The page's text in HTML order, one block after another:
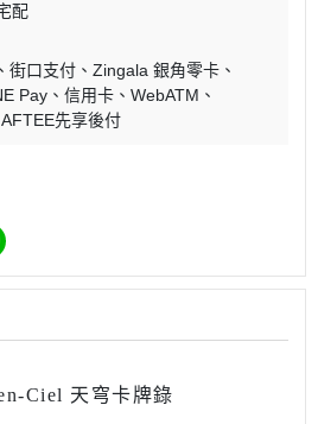
配
街口支付
Zingala 銀角零卡
Pay 信用卡
WebATM
AFTEE先享後付
Ciel 天穹卡牌錄